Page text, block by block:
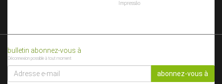
Impressão
bulletin abonnez-vous à
Déconnexion possible à tout moment
ADRESSE
MAIL abonnez-vous à